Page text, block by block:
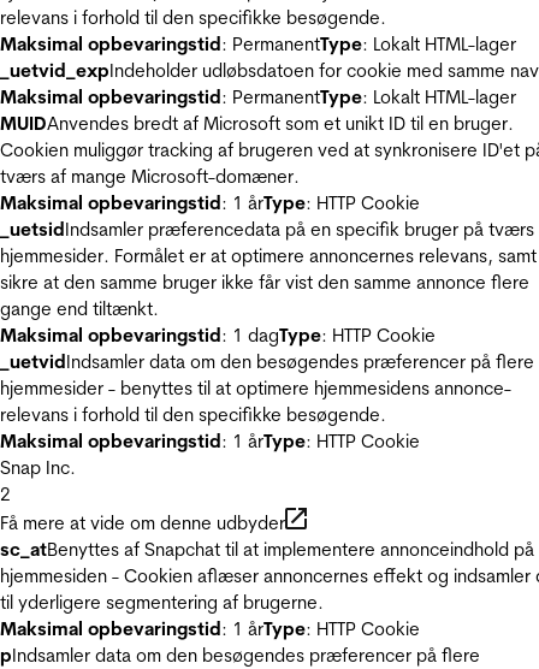
relevans i forhold til den specifikke besøgende.
Maksimal opbevaringstid: PermanentType: Lokalt HTML-lager
_uetvid_expIndeholder udløbsdatoen for cookie med samme
Maksimal opbevaringstid: PermanentType: Lokalt HTML-lager
MUIDAnvendes bredt af Microsoft som et unikt ID til en bruger.
Cookien muliggør tracking af brugeren ved at synkronisere ID'et
tværs af mange Microsoft-domæner.
Maksimal opbevaringstid: 1 årType: HTTP Cookie
_uetsidIndsamler præferencedata på en specifik bruger på tværs
hjemmesider. Formålet er at optimere annoncernes relevans, samt
sikre at den samme bruger ikke får vist den samme annonce flere
gange end tiltænkt.
Maksimal opbevaringstid: 1 dagType: HTTP Cookie
_uetvidIndsamler data om den besøgendes præferencer på flere
hjemmesider - benyttes til at optimere hjemmesidens annonce-
relevans i forhold til den specifikke besøgende.
Maksimal opbevaringstid: 1 årType: HTTP Cookie
Snap Inc.
2
Få mere at vide om denne udbyder
sc_atBenyttes af Snapchat til at implementere annonceindhold på
hjemmesiden - Cookien aflæser annoncernes effekt og indsamler
til yderligere segmentering af brugerne.
Maksimal opbevaringstid: 1 årType: HTTP Cookie
pIndsamler data om den besøgendes præferencer på flere